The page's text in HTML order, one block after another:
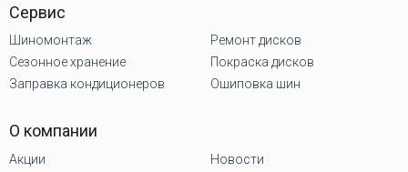
Сервис
Шиномонтаж
Сезонное хранение
Заправка кондиционеров
Ремонт дисков
Покраска дисков
Ошиповка шин
О компании
Акции
Новости